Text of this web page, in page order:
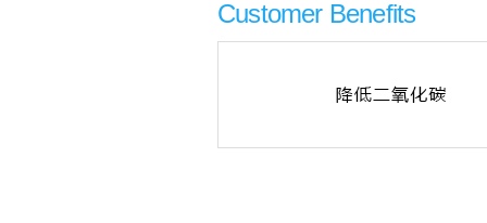
Customer Benefits